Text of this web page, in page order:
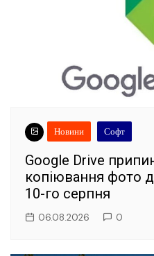
Новини Софт
Google Drive
копіювання фото
10-го серпня
06.08.2026 0